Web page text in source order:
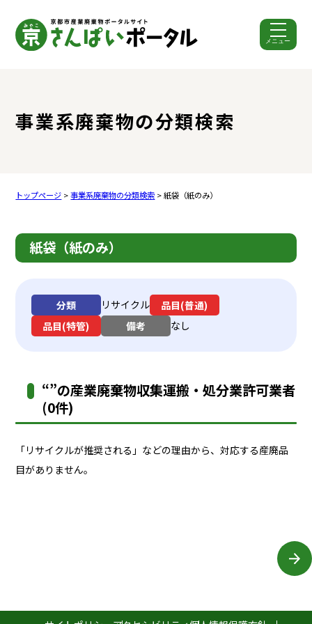
メニュー
事業系廃棄物の分類検索
トップページ >事業系廃棄物の分類検索 > 紙袋（紙のみ）
紙袋（紙のみ）
分類 リサイクル
品目(普通)
品目(特管)
備考 なし
“”の産業廃棄物収集運搬・処分業許可業者
(0件)
「リサイクルが推奨される」などの理由から、対応する産廃品
目がありません。